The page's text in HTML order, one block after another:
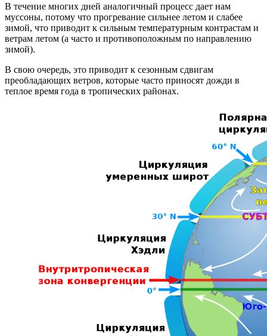
В течение многих дней аналогичный процесс дает нам
муссоны, потому что прогревание сильнее летом и слабее
зимой, что приводит к сильным температурным контрастам и
ветрам летом (а часто и противоположным по направлению
зимой).
В свою очередь, это приводит к сезонным сдвигам
преобладающих ветров, которые часто приносят дожди в
теплое время года в тропических районах.